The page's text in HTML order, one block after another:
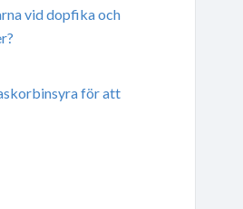
vid dopfika och
för att